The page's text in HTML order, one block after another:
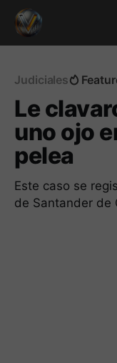
Judiciales
Le
uno ojo
pelea
Este caso se
de Santander de